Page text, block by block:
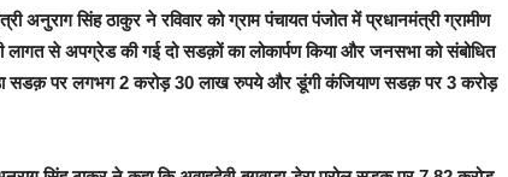
सिंह ठाकुर ने रविवार को ग्राम पंचायत पंजोत में प्रधानमंत्री ग्रामीण
से अपग्रेड की गई दो सडक़ों का लोकार्पण किया और जनसभा को संबोधित
सडक़ पर लगभग 2 करोड़ 30 लाख रुपये और डूंगी कंजियाण सडक़ पर 3 करोड़